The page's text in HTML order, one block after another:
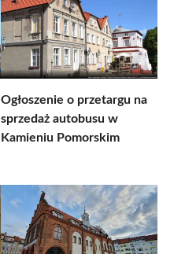
Ogłoszenie o przetargu na
sprzedaż autobusu w
Kamieniu Pomorskim